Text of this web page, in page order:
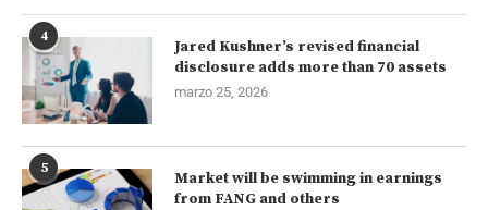
4
Jared Kushner’s revised financial
disclosure adds more than 70 assets
marzo 25, 2026
5
Market will be swimming in earnings
from FANG and others